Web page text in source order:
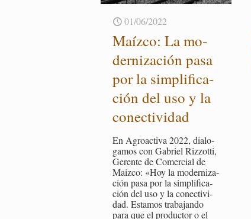
01/06/2022
Maíz­co: La mo­
der­ni­za­ción pasa
por la sim­pli­fi­ca­
ción del uso y la
co­nec­ti­vi­dad
En Agroac­ti­va 2022, dia­lo­
ga­mos con Ga­briel Riz­zot­ti,
Ge­ren­te de Co­mer­cial de
Maiz­co: «Hoy la mo­der­ni­za­
ción pasa por la sim­pli­fi­ca­
ción del uso y la co­nec­ti­vi­
dad. Es­ta­mos tra­ba­jan­do
para que el pro­duc­tor o el